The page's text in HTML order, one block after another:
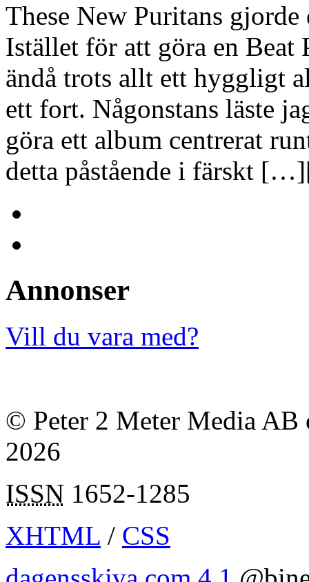
These New Puritans
Istället för att göra en Beat
ändå trots allt ett hyggligt
ett fort. Någonstans läste
göra ett album centrerat
detta påstående i färskt
Annonser
Vill du vara med?
© Peter 2 Meter Media AB
2026
ISSN 1652-1285
XHTML / CSS